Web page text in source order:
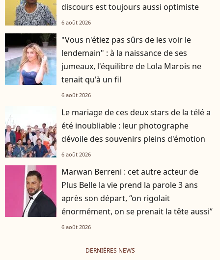
discours est toujours aussi optimiste
6 août 2026
"Vous n'étiez pas sûrs de les voir le
lendemain" : à la naissance de ses
jumeaux, l'équilibre de Lola Marois ne
tenait qu'à un fil
6 août 2026
Le mariage de ces deux stars de la télé a
été inoubliable : leur photographe
dévoile des souvenirs pleins d'émotion
6 août 2026
Marwan Berreni : cet autre acteur de
Plus Belle la vie prend la parole 3 ans
après son départ, “on rigolait
énormément, on se prenait la tête aussi”
6 août 2026
DERNIÈRES NEWS